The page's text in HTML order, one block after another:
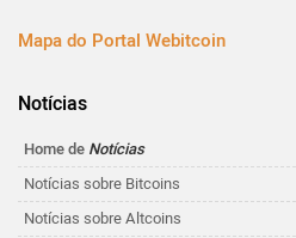
Mapa do Portal Webitcoin
Notícias
Home de Notícias
Notícias sobre Bitcoins
Notícias sobre Altcoins